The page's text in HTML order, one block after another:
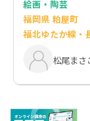
絵画・陶芸
福岡県 粕屋町
福北ゆたか線・
松尾まさ